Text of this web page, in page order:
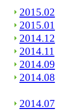
2015.02
2015.01
2014.12
2014.11
2014.09
2014.08
2014.07